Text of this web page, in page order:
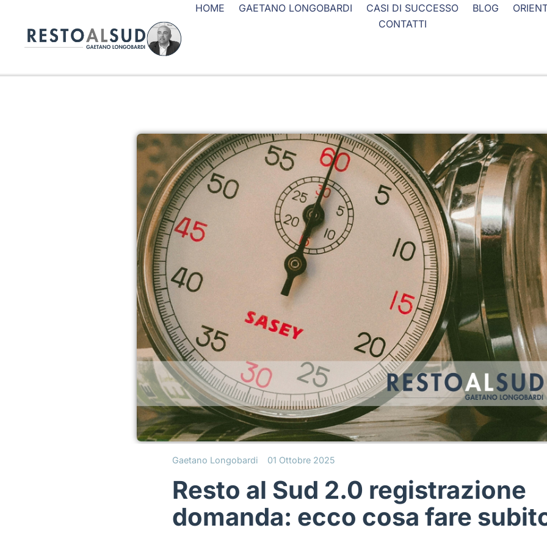
HOME GAETANO LONGOBARDI CASI DI SUCCESSO BLOG
CONTATTI
Gaetano Longobardi 01 Ottobre 2025
Resto al Sud 2.0 registrazione
domanda: ecco cosa fare